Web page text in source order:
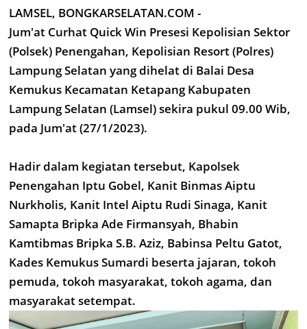
LAMSEL, BONGKARSELATAN.COM -
Jum'at Curhat Quick Win Presesi Kepolisian Sektor
(Polsek) Penengahan, Kepolisian Resort (Polres)
Lampung Selatan yang dihelat di Balai Desa
Kemukus Kecamatan Ketapang Kabupaten
Lampung Selatan (Lamsel) sekira pukul 09.00 Wib,
pada Jum'at (27/1/2023).
Hadir dalam kegiatan tersebut, Kapolsek
Penengahan Iptu Gobel, Kanit Binmas Aiptu
Nurkholis, Kanit Intel Aiptu Rudi Sinaga, Kanit
Samapta Bripka Ade Firmansyah, Bhabin
Kamtibmas Bripka S.B. Aziz, Babinsa Peltu Gatot,
Kades Kemukus Sumardi beserta jajaran, tokoh
pemuda, tokoh masyarakat, tokoh agama, dan
masyarakat setempat.